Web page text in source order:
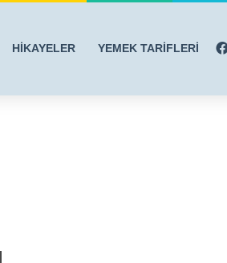
HİKAYELER YEMEK TARİFLERİ
Yazdır